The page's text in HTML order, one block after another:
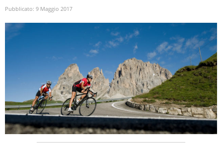
Pubblicato: 9 Maggio 2017